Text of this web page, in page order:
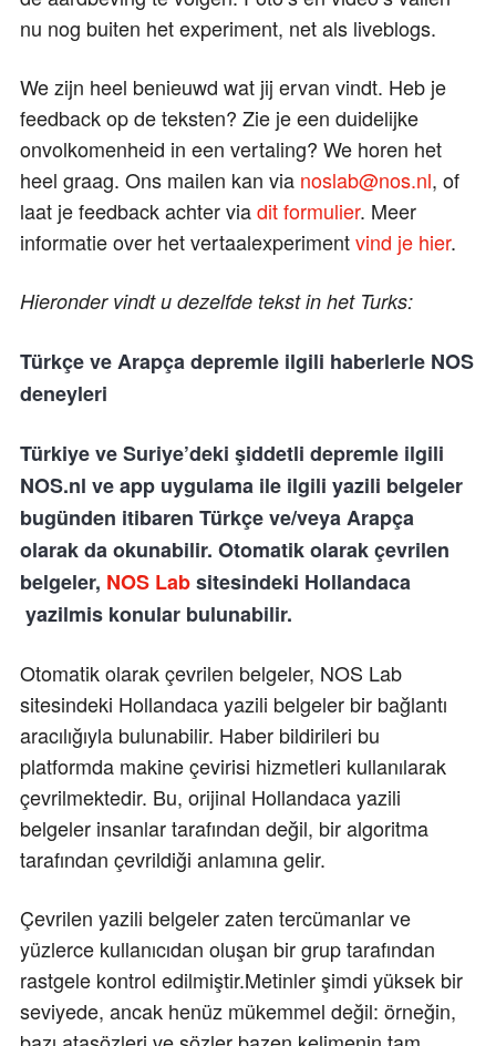
nu nog buiten het experiment, net als liveblogs.
We zijn heel benieuwd wat jij ervan vindt. Heb je
feedback op de teksten? Zie je een duidelijke
onvolkomenheid in een vertaling? We horen het
heel graag. Ons mailen kan via noslab@nos.nl, of
laat je feedback achter viadit formulier. Meer
informatie over het vertaalexperimentvind je hier.
Hieronder vindt u dezelfde tekst in het Turks:
Türkçe ve Arapça depremle ilgili haberlerle NOS
deneyleri
Türkiye ve Suriye’deki şiddetli depremle ilgili
NOS.nl ve app uygulama ile ilgili yazili belgeler
bugünden itibaren Türkçe ve/veya Arapça
olarak da okunabilir. Otomatik olarak çevrilen
belgeler, NOS Labsitesindeki Hollandaca
yazilmis konular bulunabilir.
Otomatik olarak çevrilen belgeler, NOS Lab
sitesindeki Hollandaca yazili belgeler bir bağlantı
aracılığıyla bulunabilir. Haber bildirileri bu
platformda makine çevirisi hizmetleri kullanılarak
çevrilmektedir. Bu, orijinal Hollandaca yazili
belgeler insanlar tarafından değil, bir algoritma
tarafından çevrildiği anlamına gelir.
Çevrilen yazili belgeler zaten tercümanlar ve
yüzlerce kullanıcıdan oluşan bir grup tarafından
rastgele kontrol edilmiştir.Metinler şimdi yüksek bir
seviyede, ancak henüz mükemmel değil: örneğin,